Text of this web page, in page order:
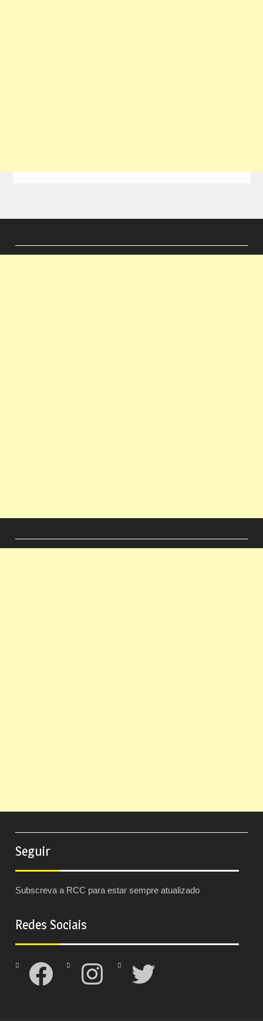
Seguir
Subscreva a RCC para estar sempre atualizado
Redes Sociais
Facebook Instagram Twitter